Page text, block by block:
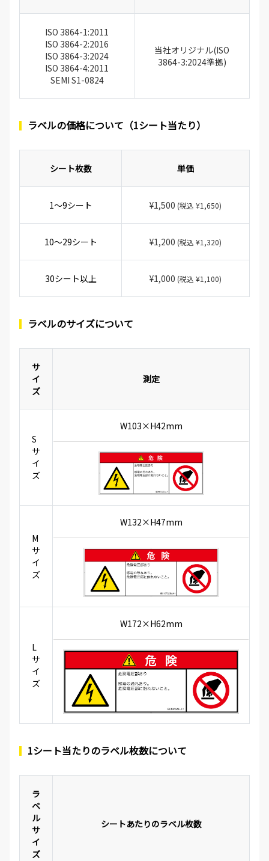
ISO 3864-1:2011
ISO 3864-2:2016
ISO 3864-3:2024
ISO 3864-4:2011
SEMI S1-0824
当社オリジナル(ISO
3864-3:2024準拠)
ラベルの価格について（1シート当たり）
シート枚数 単価
1～9シート ¥1,500 (税込 ¥1,650)
10～29シート ¥1,200 (税込 ¥1,320)
30シート以上 ¥1,000 (税込 ¥1,100)
ラベルのサイズについて
サ
イ
ズ
測定
S
サ
イ
ズ
W103×H42mm
M
サ
イ
ズ
W132×H47mm
L
サ
イ
ズ
W172×H62mm
1シート当たりのラベル枚数について
ラ
ベ
ル
サ
イ
ズ
シートあたりのラベル枚数